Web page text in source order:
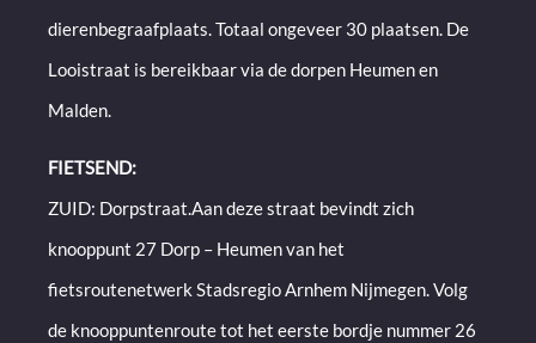
dierenbegraafplaats. Totaal ongeveer 30 plaatsen. De
Looistraat is bereikbaar via de dorpen Heumen en
Malden.
FIETSEND:
ZUID: Dorpstraat.Aan deze straat bevindt zich
knooppunt 27 Dorp – Heumen van het
fietsroutenetwerk Stadsregio Arnhem Nijmegen. Volg
de knooppuntenroute tot het eerste bordje nummer 26